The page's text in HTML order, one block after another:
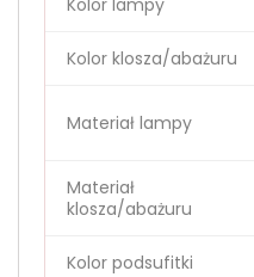
Kolor lampy
Kolor klosza/abażuru
Materiał lampy
Materiał
klosza/abażuru
Kolor podsufitki